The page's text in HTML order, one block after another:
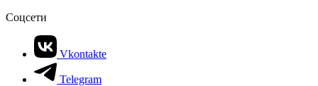
Соцсети
Vkontakte
Telegram